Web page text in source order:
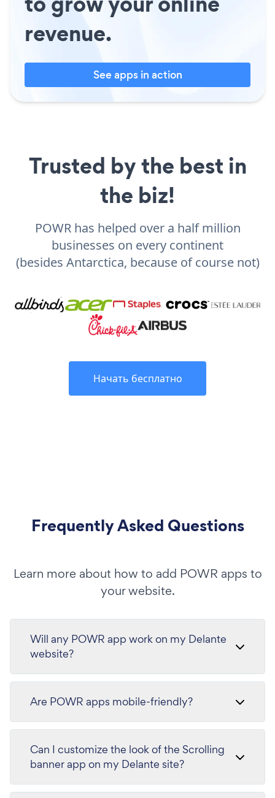
revenue.
See apps in action
Trusted by the best in
the biz!
POWR has helped over a half million
businesses on every continent
(besides Antarctica, because of course not)
Начать бесплатно
Frequently Asked Questions
Learn more about how to add POWR apps to
your website.
Will any POWR app work on my Delante
website?
Are POWR apps mobile-friendly?
Can I customize the look of the Scrolling
banner app on my Delante site?